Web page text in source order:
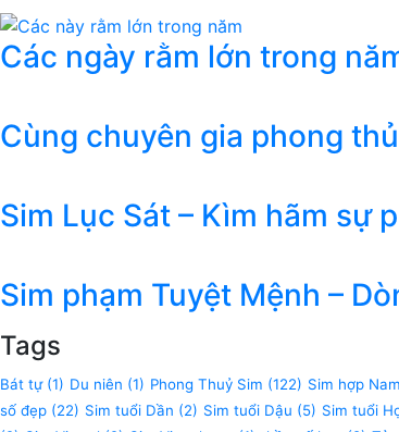
Các ngày rằm lớn trong
Cùng chuyên gia phong
Sim Lục Sát – Kìm hãm sự
Sim phạm Tuyệt Mệnh –
Tags
Bát tự(1) Du niên (1) Phong Thuỷ Sim (122) Sim hợp Nam
số đẹp (22) Sim tuổi Dần (2) Sim tuổi Dậu (5) Sim tuổi